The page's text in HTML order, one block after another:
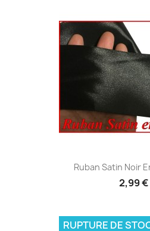
Ruban Satin Noir
2,99 €
RUPTURE DE